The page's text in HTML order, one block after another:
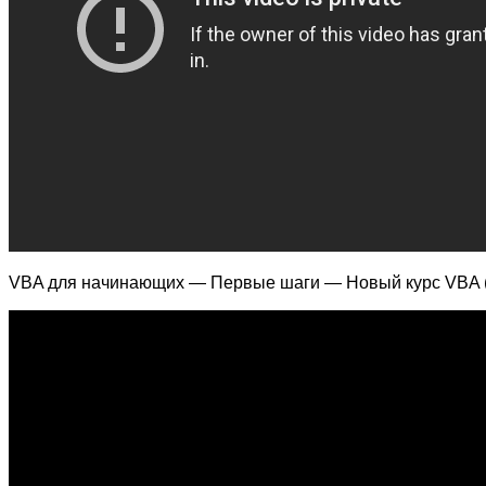
VBA для начинающих — Первые шаги — Новый курс VBA